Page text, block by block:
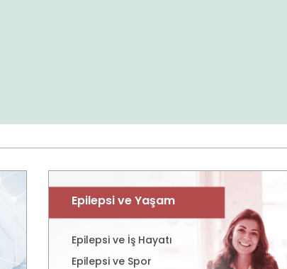
Epilepsi ve Yaşam
Epilepsi ve İş Hayatı
Epilepsi ve Spor